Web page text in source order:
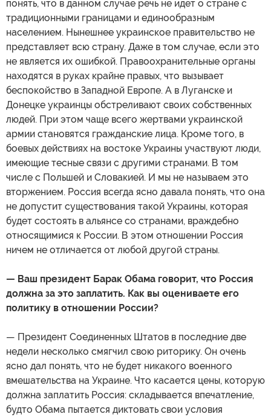
понять, что в данном случае речь не идет о стране с
традиционными границами и единообразным
населением. Нынешнее украинское правительство не
представляет всю страну. Даже в том случае, если это
не является их ошибкой. Правоохранительные органы
находятся в руках крайне правых, что вызывает
беспокойство в Западной Европе. А в Луганске и
Донецке украинцы обстреливают своих собственных
людей. При этом чаще всего жертвами украинской
армии становятся гражданские лица. Кроме того, в
боевых действиях на востоке Украины участвуют люди,
имеющие тесные связи с другими странами. В том
числе с Польшей и Словакией. И мы не называем это
вторжением. Россия всегда ясно давала понять, что она
не допустит существования такой Украины, которая
будет состоять в альянсе со странами, враждебно
относящимися к России. В этом отношении Россия
ничем не отличается от любой другой страны.
— Ваш президент Барак Обама говорит, что Россия
должна за это заплатить. Как вы оцениваете его
политику в отношении России?
— Президент Соединенных Штатов в последние две
недели несколько смягчил свою риторику. Он очень
ясно дал понять, что не будет никакого военного
вмешательства на Украине. Что касается цены, которую
должна заплатить Россия: складывается впечатление,
будто Обама пытается диктовать свои условия